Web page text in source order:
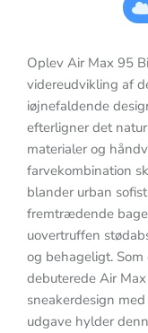
Oplev Air Max 95
videreudvikling af
iøjnefaldende
efterligner det
materialer og
farvekombination
blander urban
fremtrædende
uovertruffen
og behageligt.
debuterede Air
sneakerdesign
udgave hylder